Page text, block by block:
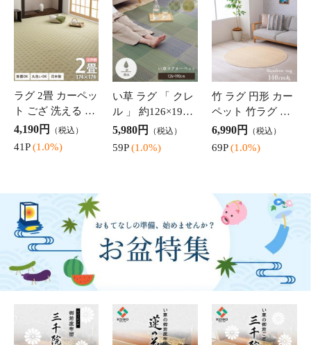
座布団 御前座布
団 仏前用座布団
リバーシブル 「
三千院 」 約68×7
0cm 日本製 お盆
法事 法要 来客 仏
壇 仏間 仏具 夏 和
風 い草座布団
13,800円 （税込）
138P (1.0%)
仏前 座布団 法事
座布団 日本製 い
草の御前座布団
「 蓮の花 」 約 70
×70cm 事御前ござ
仏前 い草 ござ ゴ
ザ 敷物 お盆 夏用
13,800円（税込）
138P (1.0%)
仏前ござ 御前「
三千院 」約88 × 1
80cm 日本製 御前
ござ 仏前 ゴザ 仏
具 国産 い草 仏壇
用 法事 法要 仏壇
仏事 お盆 初盆
14,800円
148P (1.0%)
和室 クッション
日本製 銘仙判
「ゆかり」 銘仙
判座布団 約55×59
cm 5枚組 日本製
綿入り 和柄
8,980円
89P (1.0%)
ーリング マット
布団 カビ対策 70×
70cm 「無地畳」
フローリング た
たみ い草 簡易畳
軽量 置き畳 和室
インテリア 半
29,990円
299P (1.0%)
の日 実用的 スリ
ッパ 室内 レディ
ーススリッパ メ
ンズ 蒸れないス
リッパ さらさら
蒸れない い草
「市松スリッパ」
（税込）
38P (1.0%)